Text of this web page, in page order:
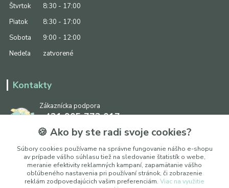
Štvrtok
8:30 - 17:00
Piatok
8:30 - 17:00
Sobota
9:00 - 12:00
Nedeľa
zatvorené
Kontakty
Zákaznícka podpora
+421 905 773 017
(Po-Pia, 8:30 - 17:00, So: 9:00 - 12:00)
info@ipapier.sk
🍪 Ako by ste radi svoje cookies?
Súbory cookies používame na správne fungovanie nášho e-shopu
av prípade vášho súhlasu tiež na sledovanie štatistík o webe,
meranie efektivity reklamných kampaní, zapamätanie vášho
obľúbeného nastavenia pri používaní stránok, či zobrazenie
reklám zodpovedajúcich vašim preferenciám. Viac na využitie